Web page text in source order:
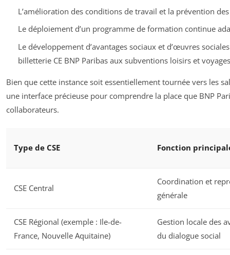
L’amélioration des conditions de travail et la prévention
Le déploiement d’un programme de formation continue
Le développement d’avantages sociaux et d’œuvres
billetterie CE BNP Paribas aux subventions loisirs et
Bien que cette instance soit essentiellement tournée vers les
une interface précieuse pour comprendre la place que BNP
collaborateurs.
Type de CSE Fonction
CSE Central
Coordination et
générale
CSE Régional (exemple : Ile-de-
France, Nouvelle Aquitaine)
Gestion locale des
du dialogue social